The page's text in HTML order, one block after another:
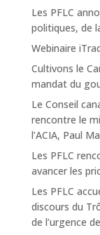
Les PFLC
politiques, de
Webinaire
Cultivons le
mandat du
Le Conseil
rencontre le
l’ACIA, Paul
Les PFLC
avancer les
Les PFLC
discours du
de l’urgence